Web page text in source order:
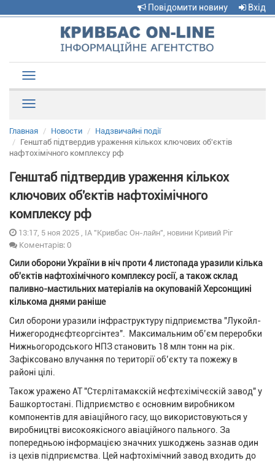
Повідомити новину Вхід
navigation
Главная Новости
Надзвичайні події
Генштаб підтвердив ураження кількох ключових об'єктів
нафтохімічного комплексу рф
Генштаб підтвердив ураження кількох
ключових об'єктів нафтохімічного
комплексу рф
13:17, 5 ноя 2025 , ІА "Кривбас Он-лайн", новини Кривий Ріг
Коментарів: 0
Сили оборони України в ніч проти 4 листопада уразили кілька
об'єктів нафтохімічного комплексу росії, а також склад
паливно-мастильних матеріалів на окупованій Херсонщині
кількома днями раніше
Сил оборони уразили інфраструктуру підприємства "Лукойл-
Нижегороднєфтєоргсінтез". Максимальним об’єм переробки
Нижньогородського НПЗ становить 18 млн тонн на рік.
Зафіксовано влучання по території об’єкту та пожежу в
районі цілі.
Також уражено АТ "Стєрлітамакскій нєфтєхімічєскій завод" у
Башкортостані. Підприємство є основним виробником
компонентів для авіаційного гасу, що використовуються у
виробництві високоякісного авіаційного пального. За
попередньою інформацією значних ушкоджень зазнав один
із цехів підприємства. Цей нафтохімічний завод входить до